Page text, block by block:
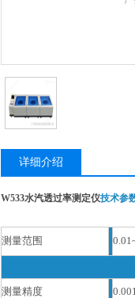
详细介绍
W533水汽透过率测定仪技术参
测量范围
测量精度